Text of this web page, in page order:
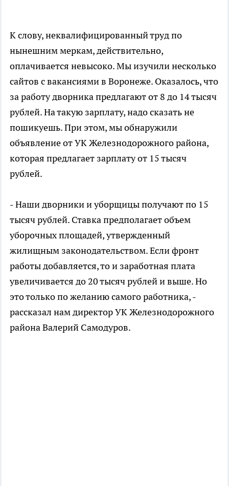
К слову, неквалифицированный труд по
нынешним меркам, действительно,
оплачивается невысоко. Мы изучили несколько
сайтов с вакансиями в Воронеже. Оказалось, что
за работу дворника предлагают от 8 до 14 тысяч
рублей. На такую зарплату, надо сказать не
пошикуешь. При этом, мы обнаружили
объявление от УК Железнодорожного района,
которая предлагает зарплату от 15 тысяч
рублей.
- Наши дворники и уборщицы получают по 15
тысяч рублей. Ставка предполагает объем
уборочных площадей, утвержденный
жилищным законодательством. Если фронт
работы добавляется, то и заработная плата
увеличивается до 20 тысяч рублей и выше. Но
это только по желанию самого работника, -
рассказал нам директор УК Железнодорожного
района Валерий Самодуров.